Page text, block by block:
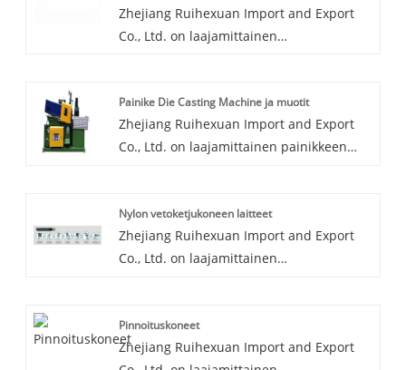
Zhejiang Ruihexuan Import and Export
Co., Ltd. on laajamittainen
toimittaja Kiinassa. Olemme
erikoistuneet vaateasusteisiin ja niihin
liittyviin koneisiin ja laitteisiin useiden
Kaakkois-Aasian markkinoista.
Odotamme innolla tulevaa pitkäaikaiseksi
kumppaniksesi Kiinassa.
Painike Die Casting Machine ja muotit
Zhejiang Ruihexuan Import and Export
Co., Ltd. on laajamittainen painikkeen
erikoistuneet vaatteiden tarvikkeisiin ja
siihen liittyviin koneisiin ja laitteisiin
monien vuosien ajan. Tuotteillamme on
Odotamme innolla tulevan pitkäaikaiseen
kumppaniksi Kiinassa.
Nylon vetoketjukoneen laitteet
Zhejiang Ruihexuan Import and Export
Co., Ltd. on laajamittainen
erikoistuneet vaateasusteisiin ja niihin
liittyviin koneisiin ja laitteisiin useiden
Pinnoituskoneet
Zhejiang Ruihexuan Import and Export